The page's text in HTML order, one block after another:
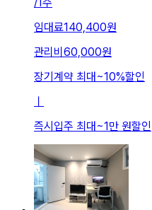
임대료140,400원
관리비 60,000원
장기계약 최대~10%할인
ㅣ
즉시입주 최대~1만 원할인